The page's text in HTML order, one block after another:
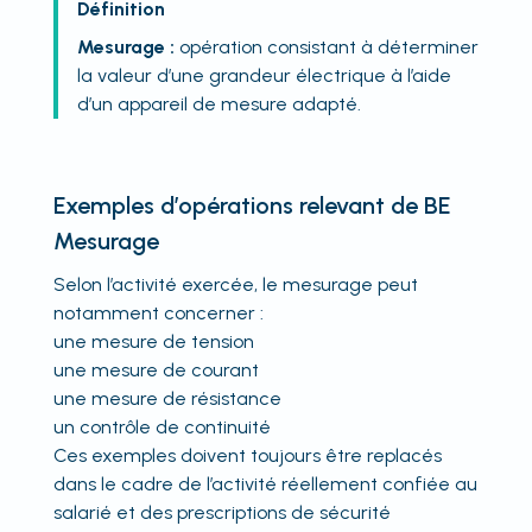
Définition
Mesurage : opération consistant à déterminer
la valeur d’une grandeur électrique à l’aide
d’un appareil de mesure adapté.
Exemples d’opérations relevant de BE
Mesurage
Selon l’activité exercée, le mesurage peut
notamment concerner :
une mesure de tension
une mesure de courant
une mesure de résistance
un contrôle de continuité
Ces exemples doivent toujours être replacés
dans le cadre de l’activité réellement confiée au
salarié et des prescriptions de sécurité